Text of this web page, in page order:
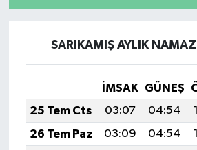
SARIKAMIŞ AYLIK NAMAZ
İMSAK GÜNEŞ
25 Tem Cts
03:07 04:54
26 Tem Paz
03:09 04:54